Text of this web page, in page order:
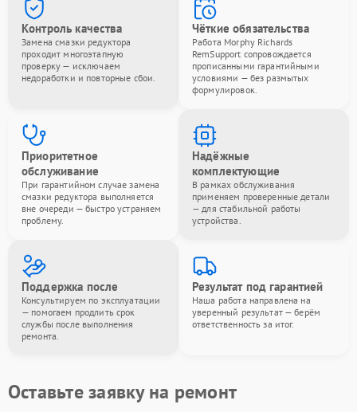
Контроль качества
Замена смазки редуктора
проходит многоэтапную
проверку — исключаем
недоработки и повторные сбои.
Чёткие обязательства
Работа Morphy Richards
RemSupport сопровождается
прописанными гарантийными
условиями — без размытых
формулировок.
Приоритетное
обслуживание
При гарантийном случае замена
смазки редуктора выполняется
вне очереди — быстро устраняем
проблему.
Надёжные
комплектующие
В рамках обслуживания
применяем проверенные детали
— для стабильной работы
устройства.
Поддержка после
Консультируем по эксплуатации
— помогаем продлить срок
службы после выполнения
ремонта.
Результат под гарантией
Наша работа направлена на
уверенный результат — берём
ответственность за итог.
Оставьте заявку на ремонт